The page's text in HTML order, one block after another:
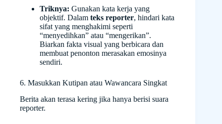
Triknya: Gunakan kata kerja yang
objektif. Dalam teks reporter, hindari kata
sifat yang menghakimi seperti
“menyedihkan” atau “mengerikan”.
Biarkan fakta visual yang berbicara dan
membuat penonton merasakan emosinya
sendiri.
6. Masukkan Kutipan atau Wawancara Singkat
Berita akan terasa kering jika hanya berisi suara
reporter.